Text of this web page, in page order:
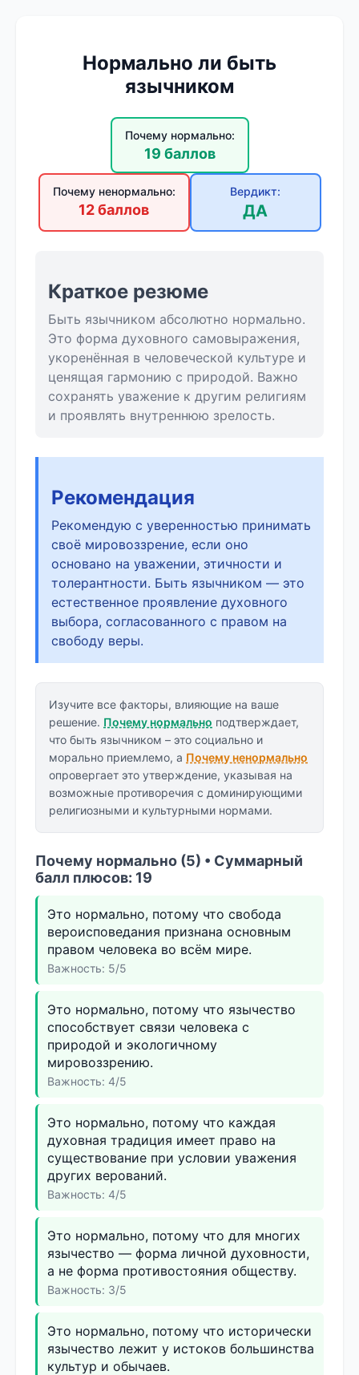
Нормально ли быть
язычником
Почему нормально:
19 баллов
Почему ненормально:
12 баллов
Вердикт:
ДА
Краткое резюме
Быть язычником абсолютно нормально.
Это форма духовного самовыражения,
укоренённая в человеческой культуре и
ценящая гармонию с природой. Важно
сохранять уважение к другим религиям
и проявлять внутреннюю зрелость.
Рекомендация
Рекомендую с уверенностью принимать
своё мировоззрение, если оно
основано на уважении, этичности и
толерантности. Быть язычником — это
естественное проявление духовного
выбора, согласованного с правом на
свободу веры.
Изучите все факторы, влияющие на ваше
решение. Почему нормально подтверждает,
что быть язычником – это социально и
морально приемлемо, а Почему ненормально
опровергает это утверждение, указывая на
возможные противоречия с доминирующими
религиозными и культурными нормами.
Почему нормально (5) • Суммарный
балл плюсов: 19
Это нормально, потому что свобода
вероисповедания признана основным
правом человека во всём мире.
Важность: 5/5
Это нормально, потому что язычество
способствует связи человека с
природой и экологичному
мировоззрению.
Важность: 4/5
Это нормально, потому что каждая
духовная традиция имеет право на
существование при условии уважения
других верований.
Важность: 4/5
Это нормально, потому что для многих
язычество — форма личной духовности,
а не форма противостояния обществу.
Важность: 3/5
Это нормально, потому что исторически
язычество лежит у истоков большинства
культур и обычаев.